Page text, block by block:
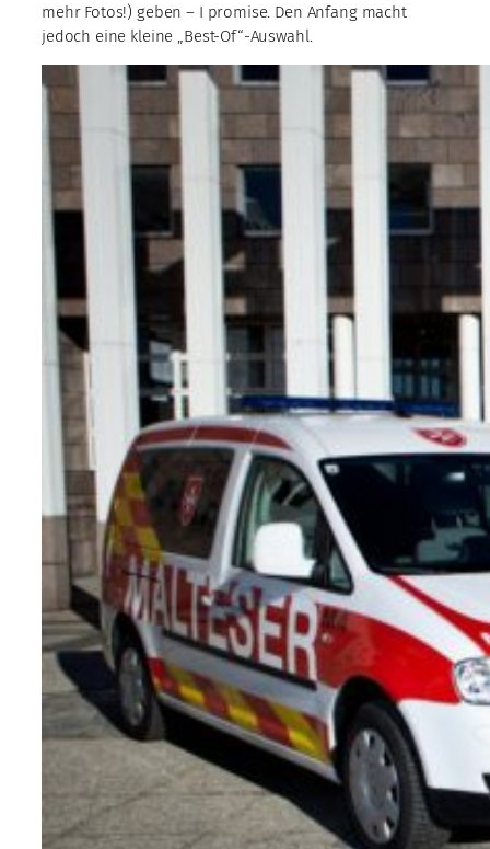
mehr Fotos!) geben – I promise. Den Anfang macht
jedoch eine kleine „Best-Of“-Auswahl.